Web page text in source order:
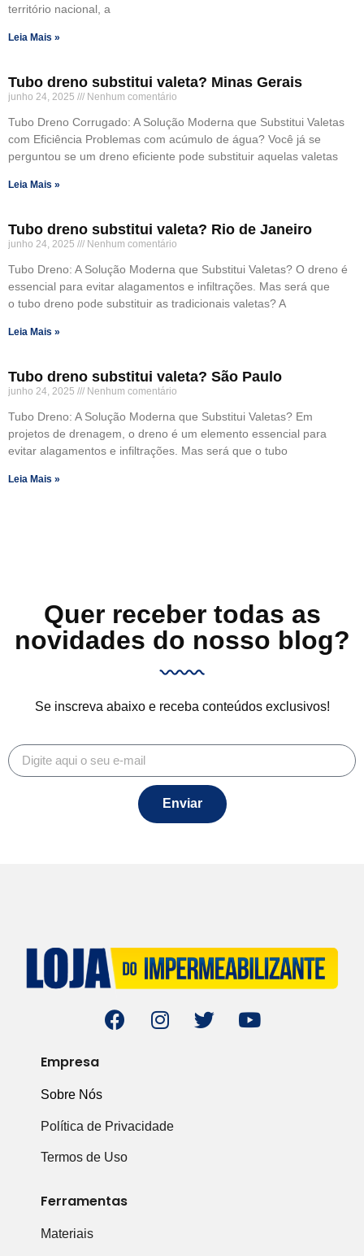
território nacional, a
Leia Mais »
Tubo dreno substitui valeta? Minas Gerais
junho 24, 2025 Nenhum comentário
Tubo Dreno Corrugado: A Solução Moderna que Substitui Valetas
com Eficiência Problemas com acúmulo de água? Você já se
perguntou se um dreno eficiente pode substituir aquelas valetas
Leia Mais »
Tubo dreno substitui valeta? Rio de Janeiro
junho 24, 2025 Nenhum comentário
Tubo Dreno: A Solução Moderna que Substitui Valetas? O dreno é
essencial para evitar alagamentos e infiltrações. Mas será que
o tubo dreno pode substituir as tradicionais valetas? A
Leia Mais »
Tubo dreno substitui valeta? São Paulo
junho 24, 2025 Nenhum comentário
Tubo Dreno: A Solução Moderna que Substitui Valetas? Em
projetos de drenagem, o dreno é um elemento essencial para
evitar alagamentos e infiltrações. Mas será que o tubo
Leia Mais »
Quer receber todas as
novidades do nosso blog?
Se inscreva abaixo e receba conteúdos exclusivos!
Enviar
Empresa
Sobre Nós
Política de Privacidade
Termos de Uso
Ferramentas
Materiais